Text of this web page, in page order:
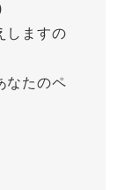
しますの
なたのペ